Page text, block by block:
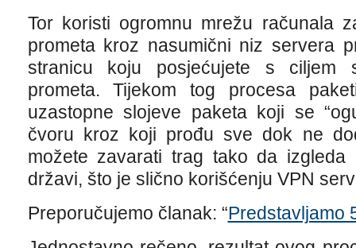
Tor koristi ogromnu mrežu računala
prometa kroz nasumični niz servera
stranicu koju posjećujete s ciljem
prometa. Tijekom tog procesa
uzastopne slojeve paketa koji se
čvoru kroz koji prođu sve dok ne
možete zavarati trag tako da
državi, što je slično korišćenju VPN
Preporučujemo članak: “Predstavljamo